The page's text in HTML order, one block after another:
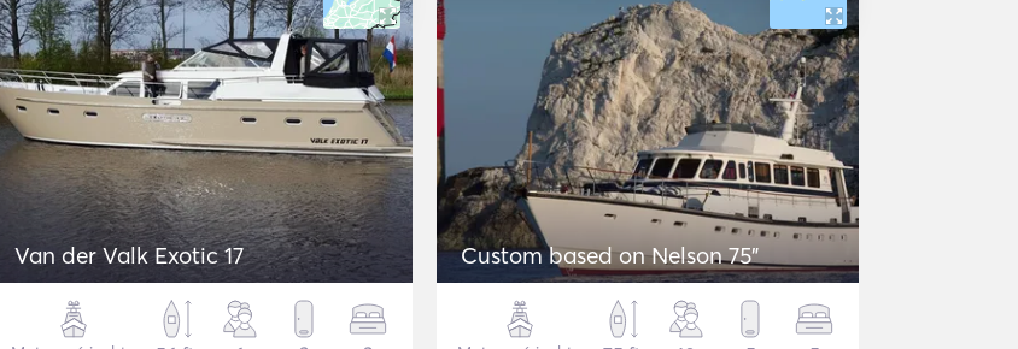
Van der Valk Exotic 17 Custom based on Nelson 75"